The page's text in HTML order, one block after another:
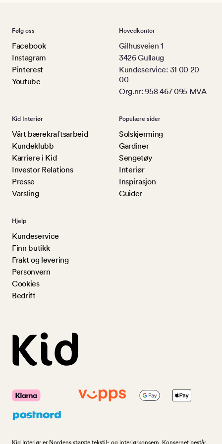
Følg oss
Facebook
Instagram
Pinterest
Youtube
Hovedkontor
Gilhusveien 1
3426 Gullaug
Kundeservice: 31 00 20
00
Org.nr: 958 467 095 MVA
Kid Interiør
Vårt bærekraftsarbeid
Kundeklubb
Karriere i Kid
Investor Relations
Presse
Varsling
Populære sider
Solskjerming
Gardiner
Sengetøy
Interiør
Inspirasjon
Guider
Hjelp
Kundeservice
Finn butikk
Frakt og levering
Personvern
Cookies
Bedrift
Kid Interiør er Nordens største tekstil- og interiørkonsern. Konsernet består